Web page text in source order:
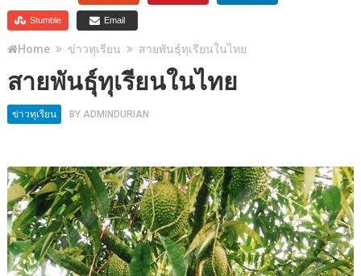
Stumble Email
Home ข่าวทุเรียน สายพันธุ์ทุเรียนในไทย
สายพันธุ์ทุเรียนในไทย
ข่าวทุเรียน BY ADMINDURIAN